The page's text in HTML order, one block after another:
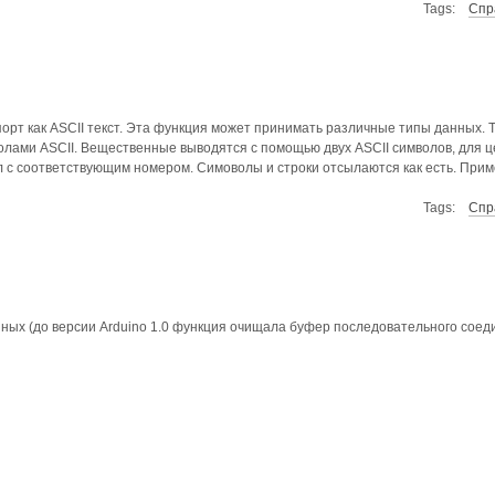
Tags:
как ASCII текст. Эта функция может принимать различные типы данных.
ASCII. Вещественные выводятся с помощью двух ASCII символов, для
соответствующим номером. Симоволы и строки отсылаются как есть.
Tags:
(до версии Arduino 1.0 функция очищала буфер последовательного